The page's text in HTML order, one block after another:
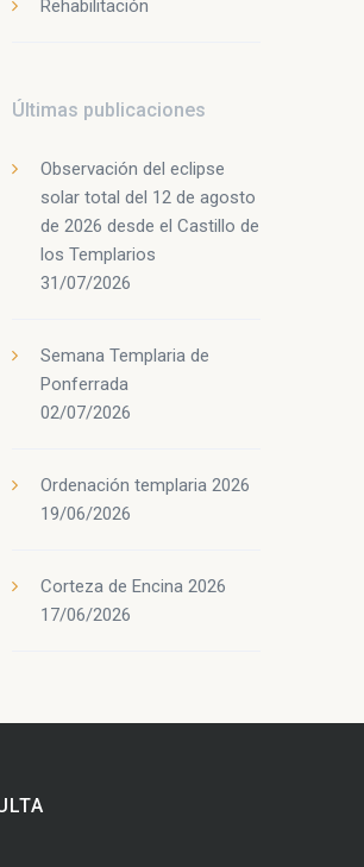
Rehabilitación
Últimas publicaciones
Observación del eclipse
solar total del 12 de agosto
de 2026 desde el Castillo de
los Templarios
31/07/2026
Semana Templaria de
Ponferrada
02/07/2026
Ordenación templaria 2026
19/06/2026
Corteza de Encina 2026
17/06/2026